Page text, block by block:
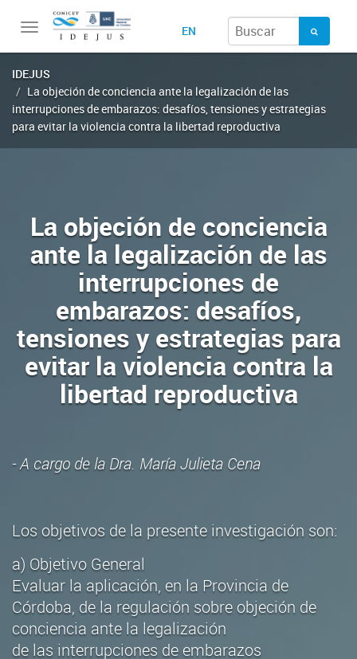
Toggle
EN
IDEJUS
La objeción de conciencia ante la legalización de las
interrupciones de embarazos: desafíos, tensiones y estrategias
para evitar la violencia contra la libertad reproductiva
La objeción de conciencia
ante la legalización de las
interrupciones de
embarazos: desafíos,
tensiones y estrategias para
evitar la violencia contra la
libertad reproductiva
- A cargo de la Dra. María Julieta Cena
Los objetivos de la presente investigación son:
a) Objetivo General
Evaluar la aplicación, en la Provincia de
Córdoba, de la regulación sobre objeción de
conciencia ante la legalización
de las interrupciones de embarazos